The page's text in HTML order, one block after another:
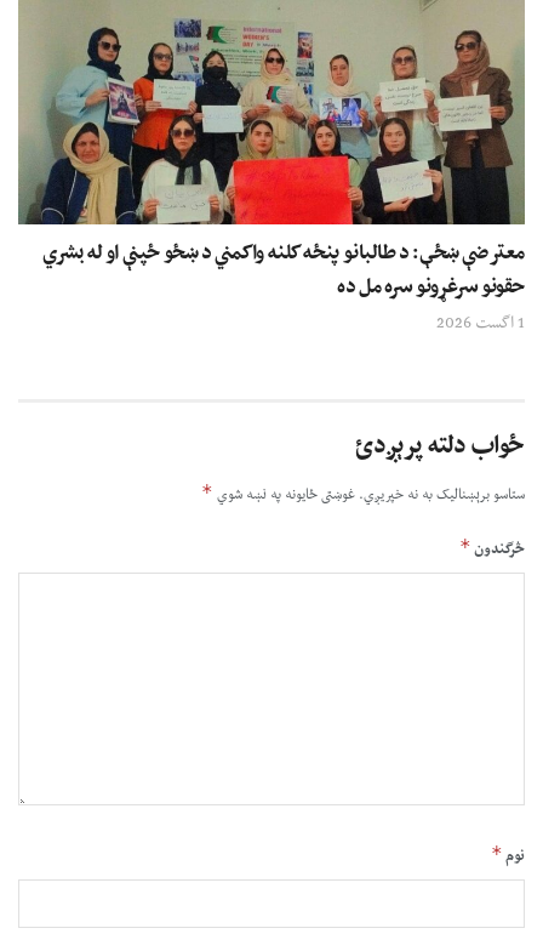
معترضې ښځې: د طالبانو پنځه کلنه واکمني د ښځو ځپنې او له بشري
حقونو سرغړونو سره مل ده
1 اگست 2026
ځواب دلته پرېږدئ
ستاسو برېښناليک به نه خپريږي.غوښتى ځایونه په نښه شوي *
څرگندون*
نوم*